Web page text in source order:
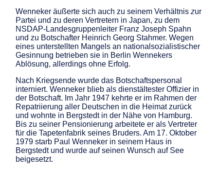
Wenneker äußerte sich auch zu seinem Verhältnis zur
Partei und zu deren Vertretern in Japan, zu dem
NSDAP-Landesgruppenleiter Franz Joseph Spahn
und zu Botschafter Heinrich Georg Stahmer. Wegen
eines unterstellten Mangels an nationalsozialistischer
Gesinnung betrieben sie in Berlin Wennekers
Ablösung, allerdings ohne Erfolg.
Nach Kriegsende wurde das Botschaftspersonal
interniert. Wenneker blieb als dienstältester Offizier in
der Botschaft. Im Jahr 1947 kehrte er im Rahmen der
Repatriierung aller Deutschen in die Heimat zurück
und wohnte in Bergstedt in der Nähe von Hamburg.
Bis zu seiner Pensionierung arbeitete er als Vertreter
für die Tapetenfabrik seines Bruders. Am 17. Oktober
1979 starb Paul Wenneker in seinem Haus in
Bergstedt und wurde auf seinen Wunsch auf See
beigesetzt.